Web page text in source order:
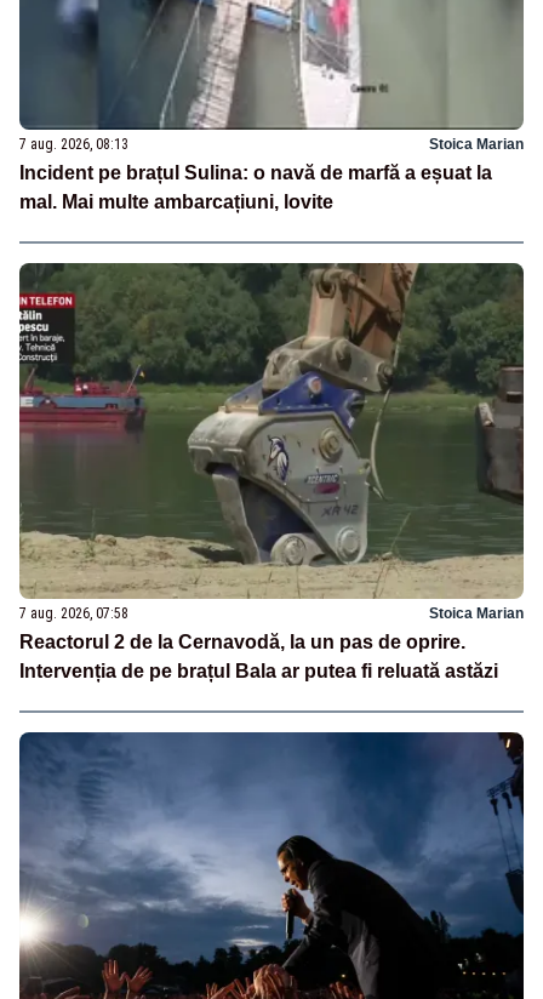
7 aug. 2026, 08:13 Stoica Marian
Incident pe brațul Sulina: o navă de marfă a eșuat la
mal. Mai multe ambarcațiuni, lovite
7 aug. 2026, 07:58 Stoica Marian
Reactorul 2 de la Cernavodă, la un pas de oprire.
Intervenția de pe brațul Bala ar putea fi reluată astăzi